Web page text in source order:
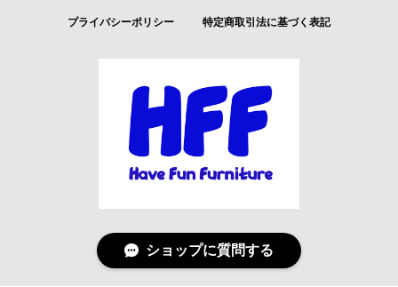
プライバシーポリシー 特定商取引法に基づく表記
ショップに質問する